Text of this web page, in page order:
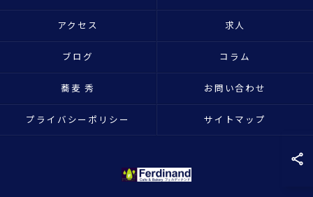
アクセス 求人
ブログ コラム
蕎麦 秀 お問い合わせ
プライバシーポリシー サイトマップ